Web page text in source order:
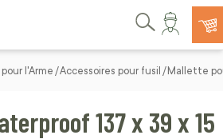
Rechercher
l'Arme Accessoires pour fusil Mallette
137 x 39 x 15